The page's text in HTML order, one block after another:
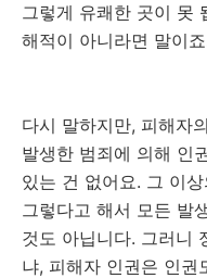
그렇게 유쾌한 곳이 못
해적이 아니라면 말이
다시 말하지만, 피해자
발생한 범죄에 의해 인
있는 건 없어요. 그 이
그렇다고 해서 모든 발
것도 아닙니다. 그러니
냐, 피해자 인권은 인권